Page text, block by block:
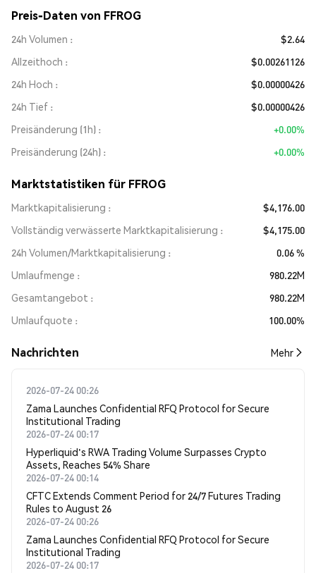
Preis-Daten von FFROG
24h Volumen
$2.64
Allzeithoch
$0.00261126
24h Hoch
$0.00000426
24h Tief
$0.00000426
Preisänderung (1h)
+0.00%
Preisänderung (24h)
+0.00%
Marktstatistiken für FFROG
Marktkapitalisierung
$4,176.00
Vollständig verwässerte Marktkapitalisierung
$4,175.00
24h Volumen/Marktkapitalisierung
0.06 %
Umlaufmenge
980.22M
Gesamtangebot
980.22M
Umlaufquote
100.00%
Nachrichten Mehr
2026-07-24 00:26
Zama Launches Confidential RFQ Protocol for Secure
Institutional Trading
2026-07-24 00:17
Hyperliquid's RWA Trading Volume Surpasses Crypto
Assets, Reaches 54% Share
2026-07-24 00:14
CFTC Extends Comment Period for 24/7 Futures Trading
Rules to August 26
2026-07-24 00:26
Zama Launches Confidential RFQ Protocol for Secure
Institutional Trading
2026-07-24 00:17